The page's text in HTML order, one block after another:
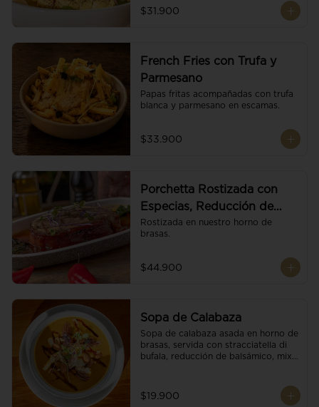
$31.900
French Fries con Trufa y
Parmesano
Papas fritas acompañadas con trufa
blanca y parmesano en escamas.
$33.900
Porchetta Rostizada con
Especias, Reducción de
Panela y Vino
Rostizada en nuestro horno de
brasas.
$44.900
Sopa de Calabaza
Sopa de calabaza asada en horno de
brasas, servida con stracciatella di
bufala, reducción de balsámico, mix
$19.900